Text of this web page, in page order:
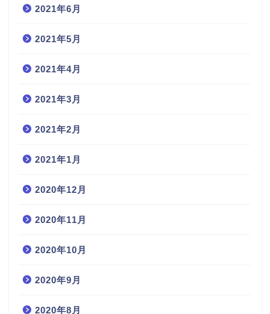
2021年6月
2021年5月
2021年4月
2021年3月
2021年2月
2021年1月
2020年12月
2020年11月
2020年10月
2020年9月
2020年8月